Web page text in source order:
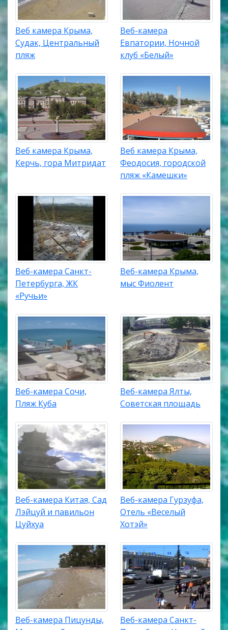
Веб камера Крыма,
Судак, Центральный
пляж
Веб-камера
Евпатории, Ночной
клуб «Белый»
Веб камера Крыма,
Керчь, гора Митридат
Веб камера Крыма,
Феодосия, городской
пляж «Камешки»
Веб-камера Санкт-
Петербурга, ЖК
«Ручьи»
Веб-камера Крыма,
мыс Фиолент
Веб-камера Сочи,
Пляж Куба
Веб-камера Ялты,
Советская площадь
Веб-камера Китая, Сад
Лэйцуй и павильон
Цуйхуа
Веб-камера Гурзуфа,
Отель «Веселый
Хотэй»
Веб-камера Пицунды,
Веб-камера Санкт-